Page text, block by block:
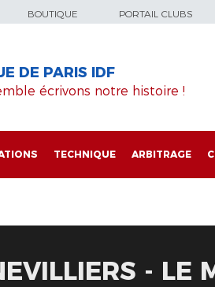
BOUTIQUE PORTAIL CLUBS
DE PARIS IDF
écrivons notre histoire !
TECHNIQUE ARBITRAGE
- LE